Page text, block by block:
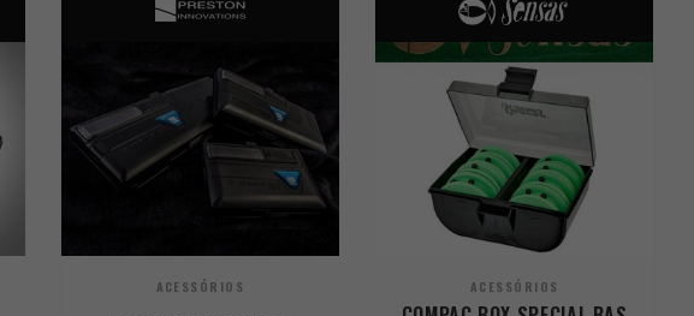
ACESSÓRIOS ACESSÓRIOS